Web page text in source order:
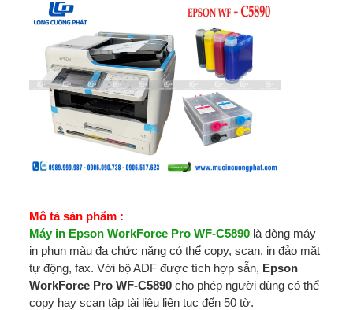
Mô tả sản phẩm :
Máy in Epson WorkForce Pro WF-C5890 là dòng máy
in phun màu đa chức năng có thể copy, scan, in đảo mặt
tự động, fax. Với bộ ADF được tích hợp sẵn, Epson
WorkForce Pro WF-C5890 cho phép người dùng có thể
copy hay scan tập tài liệu liên tục đến 50 tờ.